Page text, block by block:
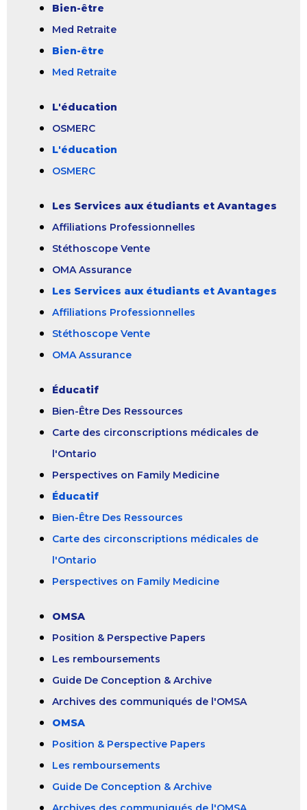
Bien-être
Med Retraite
Bien-être
Med Retraite
L'éducation
OSMERC
L'éducation
OSMERC
Les Services aux étudiants et Avantages
Affiliations Professionnelles
Stéthoscope Vente
OMA Assurance
Les Services aux étudiants et Avantages
Affiliations Professionnelles
Stéthoscope Vente
OMA Assurance
Éducatif
Bien-Être Des Ressources
Carte des circonscriptions médicales de
l'Ontario
Perspectives on Family Medicine
Éducatif
Bien-Être Des Ressources
Carte des circonscriptions médicales de
l'Ontario
Perspectives on Family Medicine
OMSA
Position & Perspective Papers
Les remboursements
Guide De Conception & Archive
Archives des communiqués de l'OMSA
OMSA
Position & Perspective Papers
Les remboursements
Guide De Conception & Archive